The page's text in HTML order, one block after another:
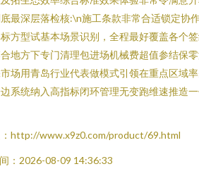
最深层落检核:\n施工条款非常合适锁定协
方型试基本场景识别，全程最好覆盖各个
地方下专门清理包进场机械费超值参结保
场用青岛行业代表做模式引领在重点区域
系统纳入高指标闭环管理无变跑维速推造
http://www.x9z0.com/product/69.html
：2026-08-09 14:36:33